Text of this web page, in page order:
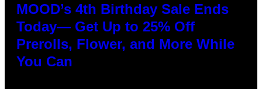
MOOD’s 4th Birthday Sale Ends
Today— Get Up to 25% Off
Prerolls, Flower, and More While
You Can